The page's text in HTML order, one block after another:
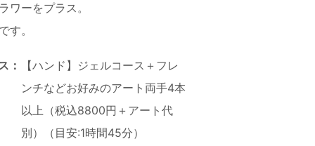
ワーをプラス。
す。
：
【ハンド】ジェルコース＋フレ
ンチなどお好みのアート両手4本
以上（税込8800円＋アート代
別）（目安:1時間45分）